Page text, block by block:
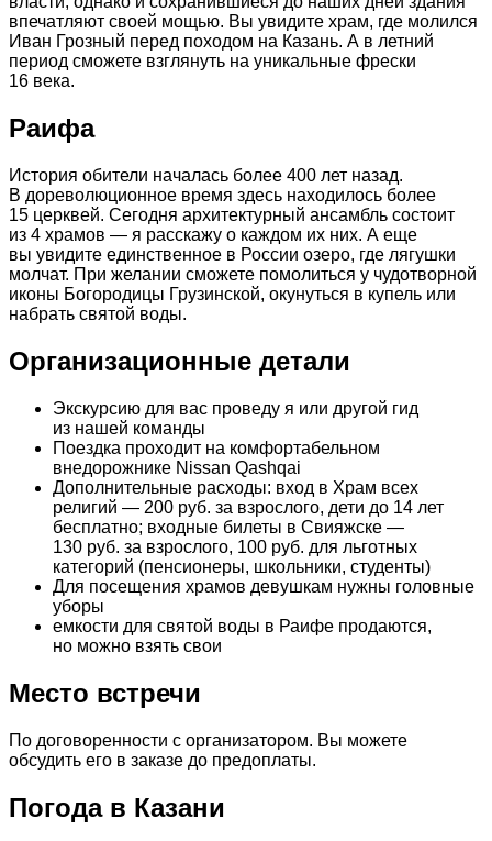
впечатляют своей мощью. Вы увидите храм, где молился
Иван Грозный перед походом на Казань. А в летний
период сможете взглянуть на уникальные фрески
16 века.
Раифа
История обители началась более 400 лет назад.
В дореволюционное время здесь находилось более
15 церквей. Сегодня архитектурный ансамбль состоит
из 4 храмов — я расскажу о каждом их них. А еще
вы увидите единственное в России озеро, где лягушки
молчат. При желании сможете помолиться у чудотворной
иконы Богородицы Грузинской, окунуться в купель или
набрать святой воды.
Организационные детали
Экскурсию для вас проведу я или другой гид
из нашей команды
Поездка проходит на комфортабельном
внедорожнике Nissan Qashqai
Дополнительные расходы: вход в Храм всех
религий — 200 руб. за взрослого, дети до 14 лет
бесплатно; входные билеты в Свияжске —
130 руб. за взрослого, 100 руб. для льготных
категорий (пенсионеры, школьники, студенты)
Для посещения храмов девушкам нужны головные
уборы
емкости для святой воды в Раифе продаются,
но можно взять свои
Место встречи
По договоренности с организатором. Вы можете
обсудить его в заказе до предоплаты.
Погода в Казани